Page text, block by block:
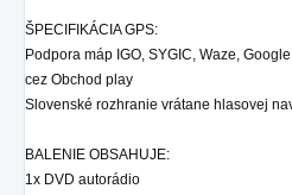
ŠPECIFIKÁCIA GPS:
Podpora máp IGO, SYGIC, Waze,
cez Obchod play
Slovenské rozhranie vrátane hlasovej
BALENIE OBSAHUJE:
1x DVD autorádio